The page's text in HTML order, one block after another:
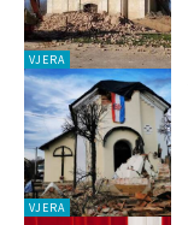
VJERA
VJERA